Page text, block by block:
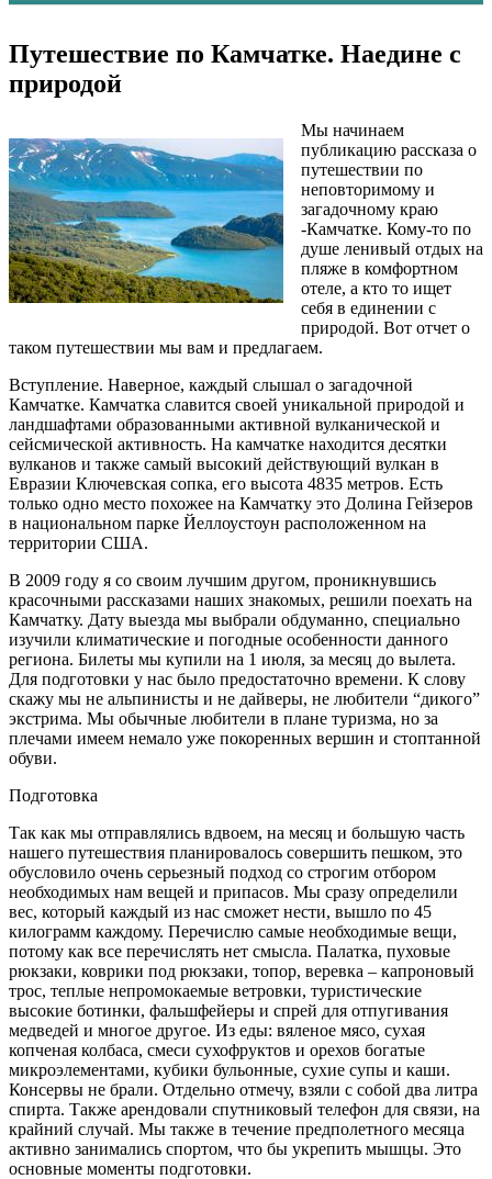
Путешествие по Камчатке. Наедине с
природой
Мы начинаем
публикацию рассказа о
путешествии по
неповторимому и
загадочному краю
-Камчатке. Кому-то по
душе ленивый отдых на
пляже в комфортном
отеле, а кто то ищет
себя в единении с
природой. Вот отчет о
таком путешествии мы вам и предлагаем.
Вступление. Наверное, каждый слышал о загадочной
Камчатке. Камчатка славится своей уникальной природой и
ландшафтами образованными активной вулканической и
сейсмической активность. На камчатке находится десятки
вулканов и также самый высокий действующий вулкан в
Евразии Ключевская сопка, его высота 4835 метров. Есть
только одно место похожее на Камчатку это Долина Гейзеров
в национальном парке Йеллоустоун расположенном на
территории США.
В 2009 году я со своим лучшим другом, проникнувшись
красочными рассказами наших знакомых, решили поехать на
Камчатку. Дату выезда мы выбрали обдуманно, специально
изучили климатические и погодные особенности данного
региона. Билеты мы купили на 1 июля, за месяц до вылета.
Для подготовки у нас было предостаточно времени. К слову
скажу мы не альпинисты и не дайверы, не любители “дикого”
экстрима. Мы обычные любители в плане туризма, но за
плечами имеем немало уже покоренных вершин и стоптанной
обуви.
Подготовка
Так как мы отправлялись вдвоем, на месяц и большую часть
нашего путешествия планировалось совершить пешком, это
обусловило очень серьезный подход со строгим отбором
необходимых нам вещей и припасов. Мы сразу определили
вес, который каждый из нас сможет нести, вышло по 45
килограмм каждому. Перечислю самые необходимые вещи,
потому как все перечислять нет смысла. Палатка, пуховые
рюкзаки, коврики под рюкзаки, топор, веревка – капроновый
трос, теплые непромокаемые ветровки, туристические
высокие ботинки, фальшфейеры и спрей для отпугивания
медведей и многое другое. Из еды: вяленое мясо, сухая
копченая колбаса, смеси сухофруктов и орехов богатые
микроэлементами, кубики бульонные, сухие супы и каши.
Консервы не брали. Отдельно отмечу, взяли с собой два литра
спирта. Также арендовали спутниковый телефон для связи, на
крайний случай. Мы также в течение предполетного месяца
активно занимались спортом, что бы укрепить мышцы. Это
основные моменты подготовки.